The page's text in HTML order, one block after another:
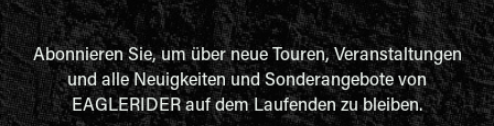
Abonnieren Sie, um über neue Touren, Veranstaltungen
und alle Neuigkeiten und Sonderangebote von
EAGLERIDER auf dem Laufenden zu bleiben.